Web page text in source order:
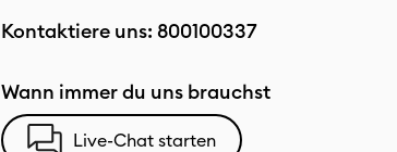
Kontaktiere uns: 800100337
Wann immer du uns brauchst
Live-Chat starten